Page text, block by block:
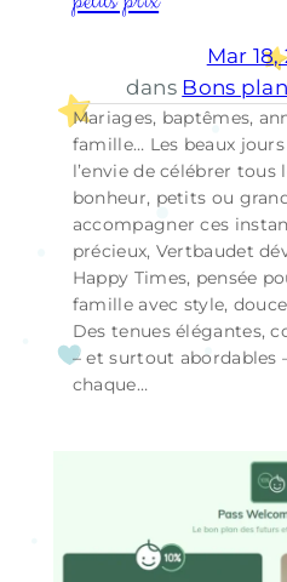
Mar 18,
dans Bons
Mariages, baptêmes,
famille… Les beaux
l’envie de célébrer tous
bonheur, petits ou
accompagner ces
précieux, Vertbaudet
Happy Times, pensée
famille avec style,
Des tenues élégantes,
– et surtout abordables
chaque…